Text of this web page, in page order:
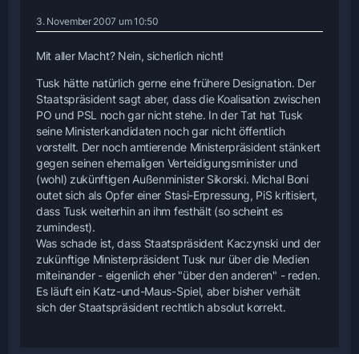
3. November 2007 um 10:50
Mit aller Macht? Nein, sicherlich nicht!
Tusk hätte natürlich gerne eine frühere Designation. Der
Staatspräsident sagt aber, dass die Koalisation zwischen
PO und PSL noch gar nicht stehe. In der Tat hat Tusk
seine Ministerkandidaten noch gar nicht öffentlich
vorstellt. Der noch amtierende Ministerpräsident stänkert
gegen seinen ehemaligen Verteidigungsminister und
(wohl) zukünftigen Außenminister Sikorski. Michal Boni
outet sich als Opfer einer Stasi-Erpressung, PiS kritisiert,
dass Tusk weiterhin an ihm festhält (so scheint es
zumindest).
Was schade ist, dass Staatspräsident Kaczynski und der
zukünftige Ministerpräsident Tusk nur über die Medien
miteinander - eigenlich eher "über den anderen" - reden.
Es läuft ein Katz-und-Maus-Spiel, aber bisher verhält
sich der Staatspräsident rechtlich absolut korrekt.